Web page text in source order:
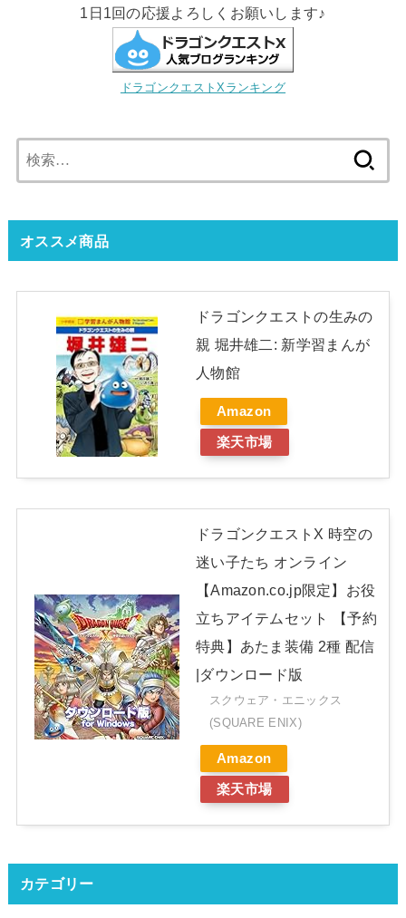
1日1回の応援よろしくお願いします♪
ドラゴンクエストXランキング
索:
オススメ商品
ドラゴンクエストの生みの
親 堀井雄二: 新学習まんが
人物館
Amazon
楽天市場
ドラゴンクエストX 時空の
迷い子たち オンライン
【Amazon.co.jp限定】お役
立ちアイテムセット 【予約
特典】あたま装備 2種 配信
|ダウンロード版
スクウェア・エニックス
(SQUARE ENIX)
Amazon
楽天市場
カテゴリー